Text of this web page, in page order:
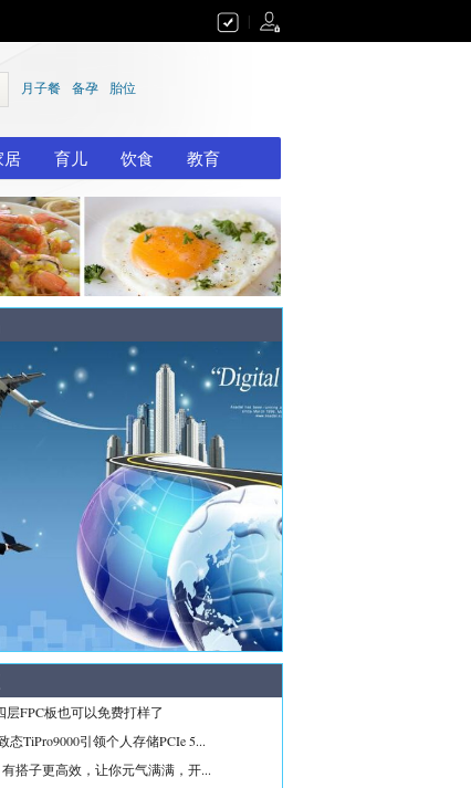
月子餐 备孕 胎位
居 育儿 饮食 教育
层FPC板也可以免费打样了
态TiPro9000引领个人存储PCIe 5...
搭子更高效，让你元气满满，开...